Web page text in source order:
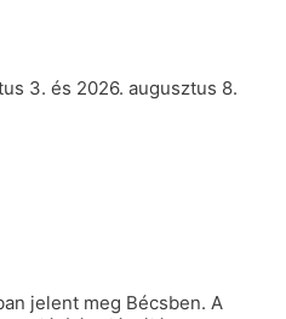
3. és 2026. augusztus 8.
jelent meg Bécsben. A